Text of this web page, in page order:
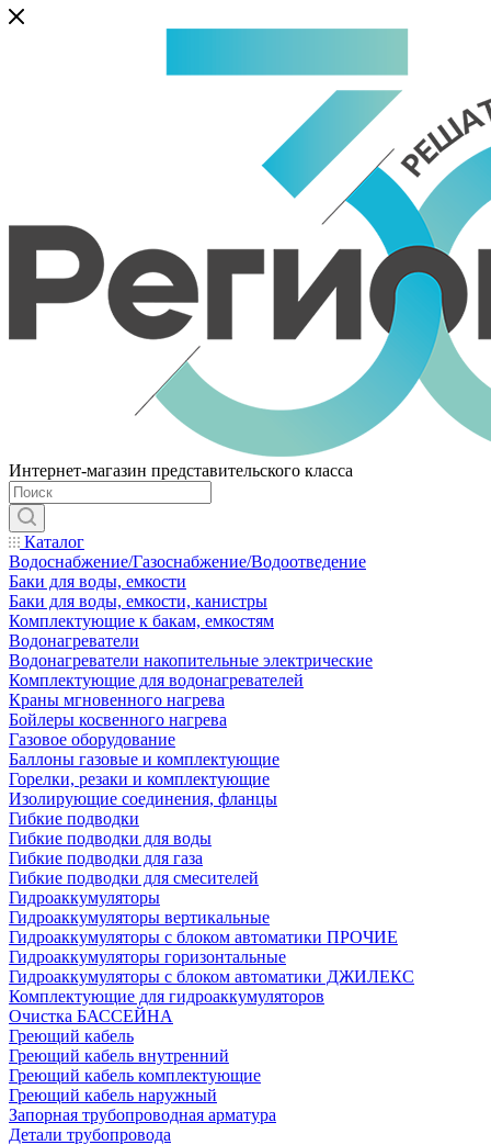
Интернет-магазин представительского класса
Каталог
Водоснабжение/Газоснабжение/Водоотведение
Баки для воды, емкости
Баки для воды, емкости, канистры
Комплектующие к бакам, емкостям
Водонагреватели
Водонагреватели накопительные электрические
Комплектующие для водонагревателей
Краны мгновенного нагрева
Бойлеры косвенного нагрева
Газовое оборудование
Баллоны газовые и комплектующие
Горелки, резаки и комплектующие
Изолирующие соединения, фланцы
Гибкие подводки
Гибкие подводки для воды
Гибкие подводки для газа
Гибкие подводки для смесителей
Гидроаккумуляторы
Гидроаккумуляторы вертикальные
Гидроаккумуляторы с блоком автоматики ПРОЧИЕ
Гидроаккумуляторы горизонтальные
Гидроаккумуляторы с блоком автоматики ДЖИЛЕКС
Комплектующие для гидроаккумуляторов
Очистка БАССЕЙНА
Греющий кабель
Греющий кабель внутренний
Греющий кабель комплектующие
Греющий кабель наружный
Запорная трубопроводная арматура
Детали трубопровода